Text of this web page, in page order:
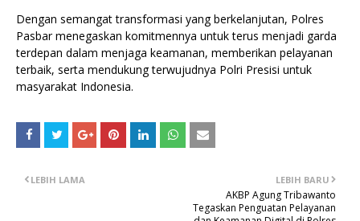
Dengan semangat transformasi yang berkelanjutan, Polres
Pasbar menegaskan komitmennya untuk terus menjadi garda
terdepan dalam menjaga keamanan, memberikan pelayanan
terbaik, serta mendukung terwujudnya Polri Presisi untuk
masyarakat Indonesia.
LEBIH BARU
AKBP Agung Tribawanto
Tegaskan Penguatan Pelayanan
LEBIH LAMA